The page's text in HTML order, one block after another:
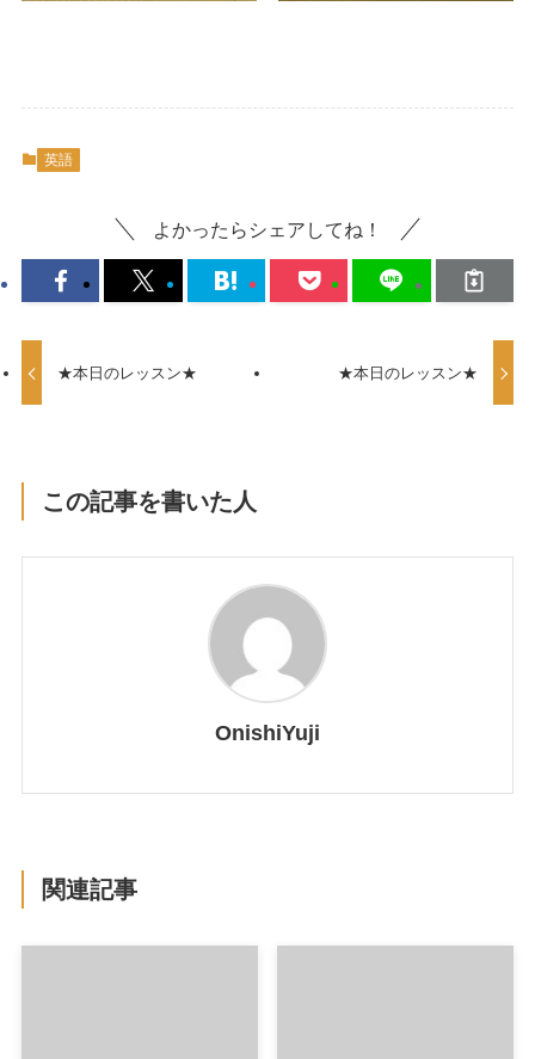
英語
よかったらシェアしてね！
★本日のレッスン★ ★本日のレッスン★
この記事を書いた人
OnishiYuji
関連記事